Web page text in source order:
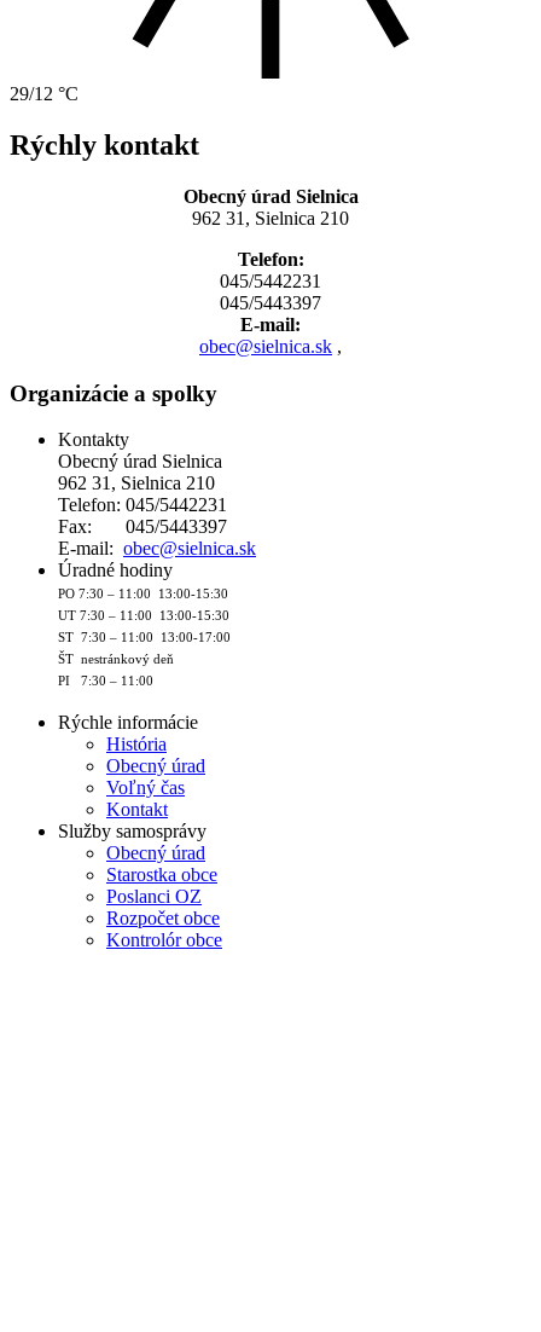
29/12 °C
Rýchly kontakt
Obecný úrad Sielnica
962 31, Sielnica 210
Telefon:
045/5442231
045/5443397
E-mail:
obec@sielnica.sk ,
Organizácie a spolky
Kontakty
Obecný úrad Sielnica
962 31, Sielnica 210
Telefon: 045/5442231
Fax: 045/5443397
E-mail: obec@sielnica.sk
Úradné hodiny
PO 7:30 – 11:00 13:00-15:30
UT 7:30 – 11:00 13:00-15:30
ST 7:30 – 11:00 13:00-17:00
ŠT nestránkový deň
PI 7:30 – 11:00
Rýchle informácie
História
Obecný úrad
Voľný čas
Kontakt
Služby samosprávy
Obecný úrad
Starostka obce
Poslanci OZ
Rozpočet obce
Kontrolór obce